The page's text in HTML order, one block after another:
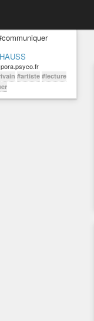
#artiste #lecture